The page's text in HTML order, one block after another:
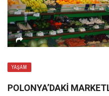
YAŞAM
POLONYA’DAKI